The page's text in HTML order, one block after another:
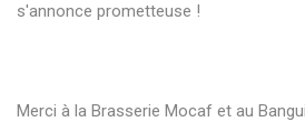
s'annonce prometteuse !
Merci à la Brasserie Mocaf et au